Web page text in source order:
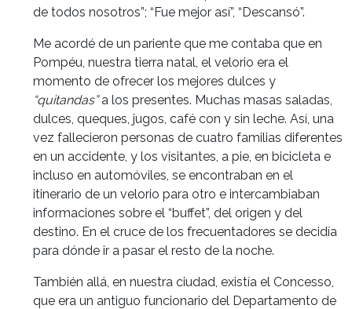
de todos nosotros”; “Fue mejor así”, “Descansó”.
Me acordé de un pariente que me contaba que en
Pompéu, nuestra tierra natal, el velorio era el
momento de ofrecer los mejores dulces y
“quitandas”a los presentes. Muchas masas saladas,
dulces, queques, jugos, café con y sin leche. Así, una
vez fallecieron personas de cuatro familias diferentes
en un accidente, y los visitantes, a pie, en bicicleta e
incluso en automóviles, se encontraban en el
itinerario de un velorio para otro e intercambiaban
informaciones sobre el “buffet”, del origen y del
destino. En el cruce de los frecuentadores se decidía
para dónde ir a pasar el resto de la noche.
También allá, en nuestra ciudad, existía el Concesso,
que era un antiguo funcionario del Departamento de